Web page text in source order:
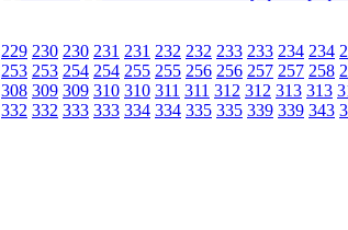
229 230 230 231 231 232 232 233 233 234 234
253 253 254 254 255 255 256 256 257 257 258
308 309 309 310 310 311 311 312 312 313 313
332 332 333 333 334 334 335 335 339 339 343